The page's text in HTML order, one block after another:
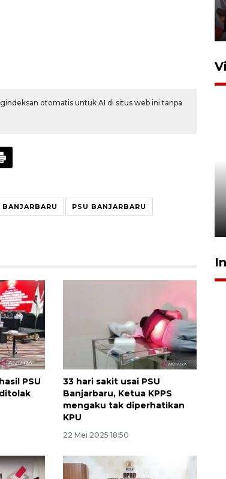
otomatis untuk AI di situs web ini tanpa
BANJARBARU PSU BANJARBARU
PSU
33 hari sakit usai PSU
Banjarbaru, Ketua KPPS
mengaku tak diperhatikan
KPU
22 Mei 2025 18:50
Bagian 1